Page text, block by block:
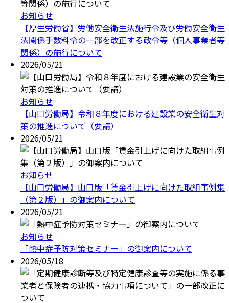
お知らせ
【厚生労働省】労働安全衛生法施行令及び労働安全衛生
法関係手数料令の一部を改正する政令等（個人事業者等
関係）の施行について
2026/05/21
お知らせ
【山口労働局】令和８年度における建設業の安全衛生対
策の推進について（要請）
2026/05/21
お知らせ
【山口労働局】山口版「賃金引上げに向けた取組事例集
（第２版）」の御案内について
2026/05/21
お知らせ
「熱中症予防対策セミナー」の御案内について
2026/05/18